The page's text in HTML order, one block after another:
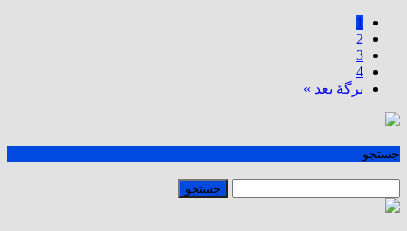
1
2
3
4
برگهٔ بعد »
جستجو